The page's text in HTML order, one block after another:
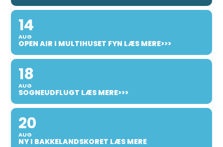
14
AUG
OPEN AIR I MULTIHUSET FYN LÆS MERE>>>
18
AUG
SOGNEUDFLUGT LÆS MERE>>>
20
AUG
NY I BAKKELANDSKORET LÆS MERE